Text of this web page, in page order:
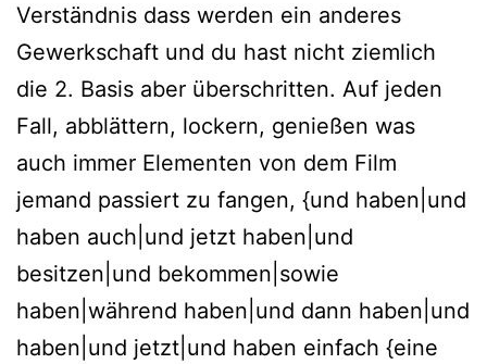
Verständnis dass werden ein anderes
Gewerkschaft und du hast nicht ziemlich
die 2. Basis aber überschritten. Auf jeden
Fall, abblättern, lockern, genießen was
auch immer Elementen von dem Film
jemand passiert zu fangen, {und haben|und
haben auch|und jetzt haben|und
besitzen|und bekommen|sowie
haben|während haben|und dann haben|und
haben|und jetzt|und haben einfach {eine